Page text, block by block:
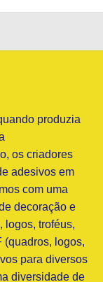
R$124,99
produzia
os criadores
adesivos em
com uma
decoração e
logos, troféus,
(quadros, logos,
para diversos
diversidade de